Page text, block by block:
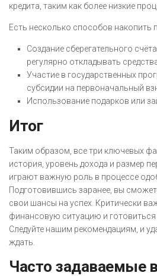
кредита, таким как более низкие
Есть несколько способов накопить
Создание сберегательного
регулярно откладывать
Участие в государственных
субсидии на первоначальный
Использование подарков или
Итог
Таким образом, все три ключевых
история, уровень дохода и размер
играют важную роль в процессе
Подготовившись заранее, вы
свои шансы на успех. Критически
финансовую ситуацию и готовиться
Следуйте нашим рекомендациям, и
ждать.
Часто задаваемые